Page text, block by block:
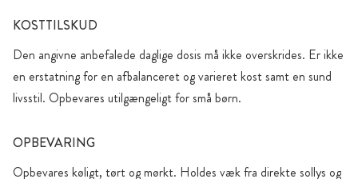
KOSTTILSKUD
Den angivne anbefalede daglige dosis må ikke overskrides. Er ikke
en erstatning for en afbalanceret og varieret kost samt en sund
livsstil. Opbevares utilgængeligt for små børn.
OPBEVARING
Opbevares køligt, tørt og mørkt. Holdes væk fra direkte sollys og